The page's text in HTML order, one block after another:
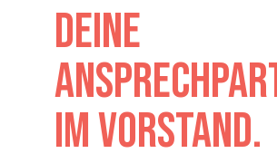
Deine
im Vorstand.